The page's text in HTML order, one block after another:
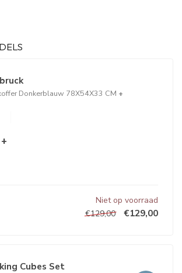
Donkerblauw 78X54X33 CM +
+
Niet op voorraad
€129,00
€129,00
Cubes Set